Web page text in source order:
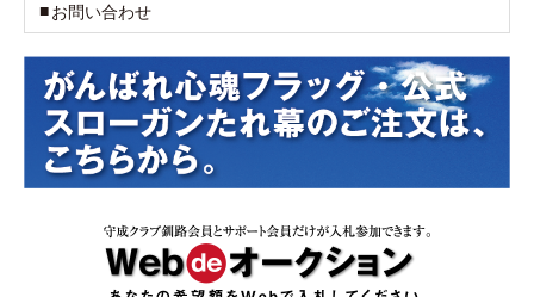
お問い合わせ